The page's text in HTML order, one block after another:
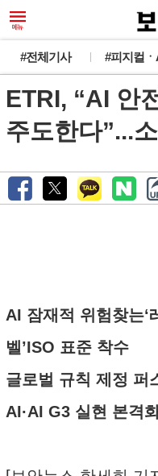
#전체기사 #피지컬ㆍ
ETRI, “AI 안
주도한다”...
AI 잠재적 위험찾는‘
벨’ISO 표준 착수
글로벌 규칙 제정 퍼
AI·AI G3 실현 본격